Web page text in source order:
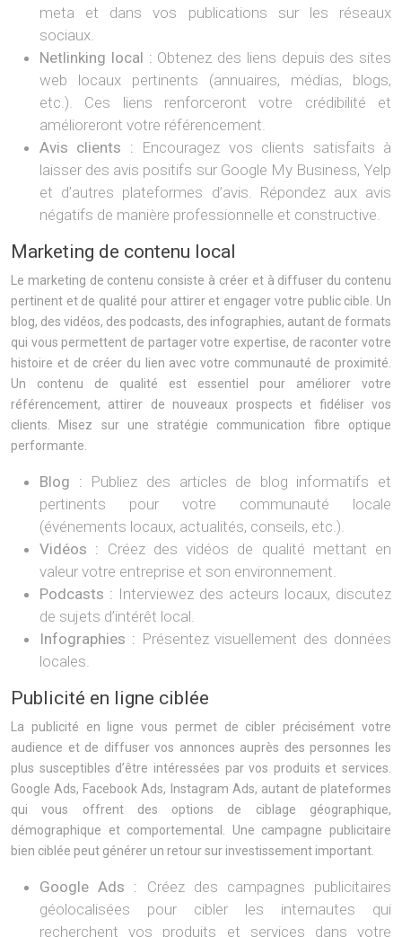
meta et dans vos publications sur les réseaux
sociaux.
Netlinking local : Obtenez des liens depuis des sites
web locaux pertinents (annuaires, médias, blogs,
etc.). Ces liens renforceront votre crédibilité et
amélioreront votre référencement.
Avis clients : Encouragez vos clients satisfaits à
laisser des avis positifs sur Google My Business, Yelp
et d’autres plateformes d’avis. Répondez aux avis
négatifs de manière professionnelle et constructive.
Marketing de contenu local
Le marketing de contenu consiste à créer et à diffuser du contenu
pertinent et de qualité pour attirer et engager votre public cible. Un
blog, des vidéos, des podcasts, des infographies, autant de formats
qui vous permettent de partager votre expertise, de raconter votre
histoire et de créer du lien avec votre communauté de proximité.
Un contenu de qualité est essentiel pour améliorer votre
référencement, attirer de nouveaux prospects et fidéliser vos
clients. Misez sur une stratégie communication fibre optique
performante.
Blog : Publiez des articles de blog informatifs et
pertinents pour votre communauté locale
(événements locaux, actualités, conseils, etc.).
Vidéos : Créez des vidéos de qualité mettant en
valeur votre entreprise et son environnement.
Podcasts : Interviewez des acteurs locaux, discutez
de sujets d’intérêt local.
Infographies : Présentez visuellement des données
locales.
Publicité en ligne ciblée
La publicité en ligne vous permet de cibler précisément votre
audience et de diffuser vos annonces auprès des personnes les
plus susceptibles d’être intéressées par vos produits et services.
Google Ads, Facebook Ads, Instagram Ads, autant de plateformes
qui vous offrent des options de ciblage géographique,
démographique et comportemental. Une campagne publicitaire
bien ciblée peut générer un retour sur investissement important.
Google Ads : Créez des campagnes publicitaires
géolocalisées pour cibler les internautes qui
recherchent vos produits et services dans votre